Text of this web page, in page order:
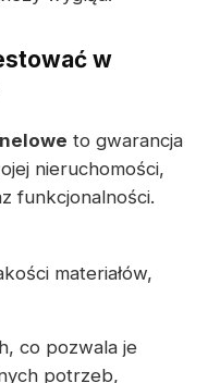
w
to gwarancja
nieruchomości,
funkcjonalności.
materiałów,
co pozwala je
potrzeb,